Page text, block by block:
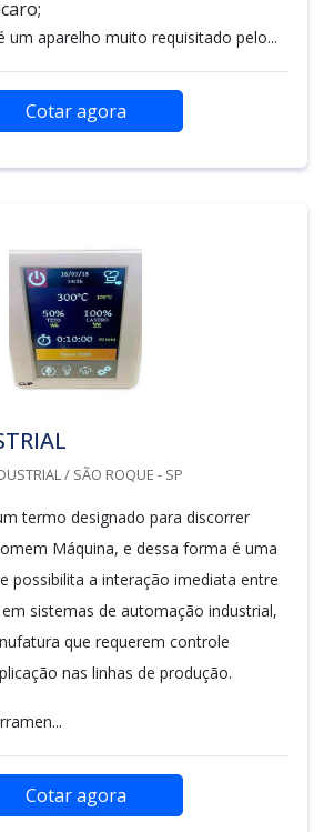
um aparelho muito requisitado pelo...
Cotar agora
/ SÃO ROQUE - SP
termo designado para discorrer
Máquina, e dessa forma é uma
possibilita a interação imediata entre
sistemas de automação industrial,
que requerem controle
nas linhas de produção.
Cotar agora